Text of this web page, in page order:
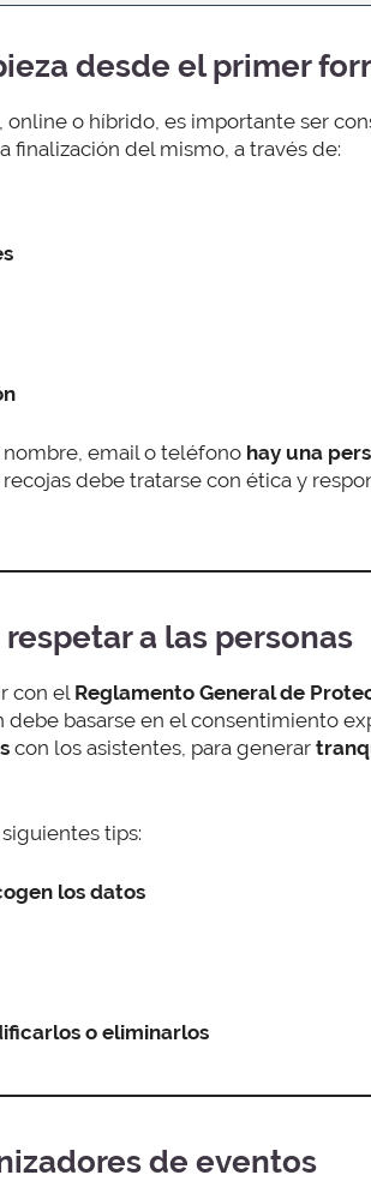
desde el primer
online o híbrido, es importante ser
finalización del mismo, a través de:
email o teléfono hay una
debe tratarse con ética y
a las personas
con el Reglamento General de
basarse en el consentimiento
con los asistentes, para generar
tips:
los datos
o eliminarlos
de eventos